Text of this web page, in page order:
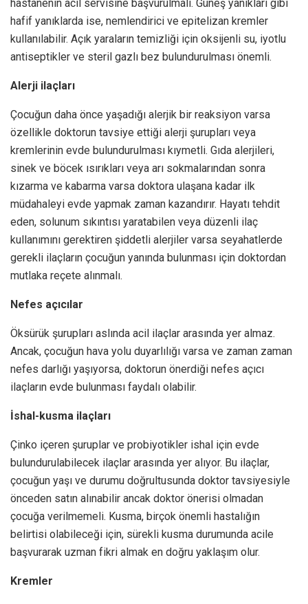
hastanenin acil servisine başvurulmalı. Güneş yanıkları gibi
hafif yanıklarda ise, nemlendirici ve epitelizan kremler
kullanılabilir. Açık yaraların temizliği için oksijenli su, iyotlu
antiseptikler ve steril gazlı bez bulundurulması önemli.
Alerji ilaçları
Çocuğun daha önce yaşadığı alerjik bir reaksiyon varsa
özellikle doktorun tavsiye ettiği alerji şurupları veya
kremlerinin evde bulundurulması kıymetli. Gıda alerjileri,
sinek ve böcek ısırıkları veya arı sokmalarından sonra
kızarma ve kabarma varsa doktora ulaşana kadar ilk
müdahaleyi evde yapmak zaman kazandırır. Hayatı tehdit
eden, solunum sıkıntısı yaratabilen veya düzenli ilaç
kullanımını gerektiren şiddetli alerjiler varsa seyahatlerde
gerekli ilaçların çocuğun yanında bulunması için doktordan
mutlaka reçete alınmalı.
Nefes açıcılar
Öksürük şurupları aslında acil ilaçlar arasında yer almaz.
Ancak, çocuğun hava yolu duyarlılığı varsa ve zaman zaman
nefes darlığı yaşıyorsa, doktorun önerdiği nefes açıcı
ilaçların evde bulunması faydalı olabilir.
İshal-kusma ilaçları
Çinko içeren şuruplar ve probiyotikler ishal için evde
bulundurulabilecek ilaçlar arasında yer alıyor. Bu ilaçlar,
çocuğun yaşı ve durumu doğrultusunda doktor tavsiyesiyle
önceden satın alınabilir ancak doktor önerisi olmadan
çocuğa verilmemeli. Kusma, birçok önemli hastalığın
belirtisi olabileceği için, sürekli kusma durumunda acile
başvurarak uzman fikri almak en doğru yaklaşım olur.
Kremler